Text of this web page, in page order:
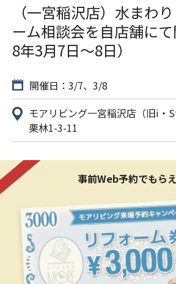
（一宮稲沢店）水まわ
ーム相談会を自店舗に
8年3月7日〜8日）
開催日：3/7、3/8
モアリビング一宮稲沢店（旧i・
栗林1-3-11
事前Web予約でもら